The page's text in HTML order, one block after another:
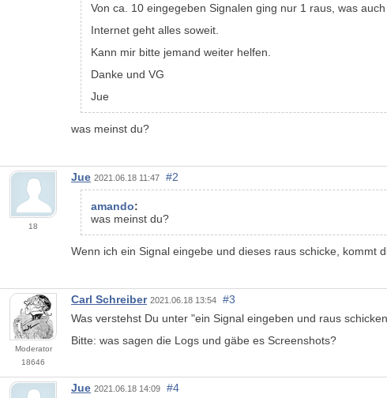
Von ca. 10 eingegeben Signalen ging nur 1 raus, was auch
Internet geht alles soweit.
Kann mir bitte jemand weiter helfen.
Danke und VG
Jue
was meinst du?
18
Jue 2021.06.18 11:47 #2
amando:
was meinst du?
Wenn ich ein Signal eingebe und dieses raus schicke, kommt
Moderator
18646
Carl Schreiber 2021.06.18 13:54
#3
Was verstehst Du unter "ein Signal eingeben und raus
Bitte: was sagen die Logs und gäbe es Screenshots?
Jue 2021.06.18 14:09
#4